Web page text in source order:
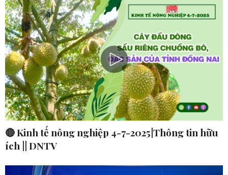
🔴 Kinh tế nông nghiệp 4-7-2025|Thông tin hữu
ích || DNTV